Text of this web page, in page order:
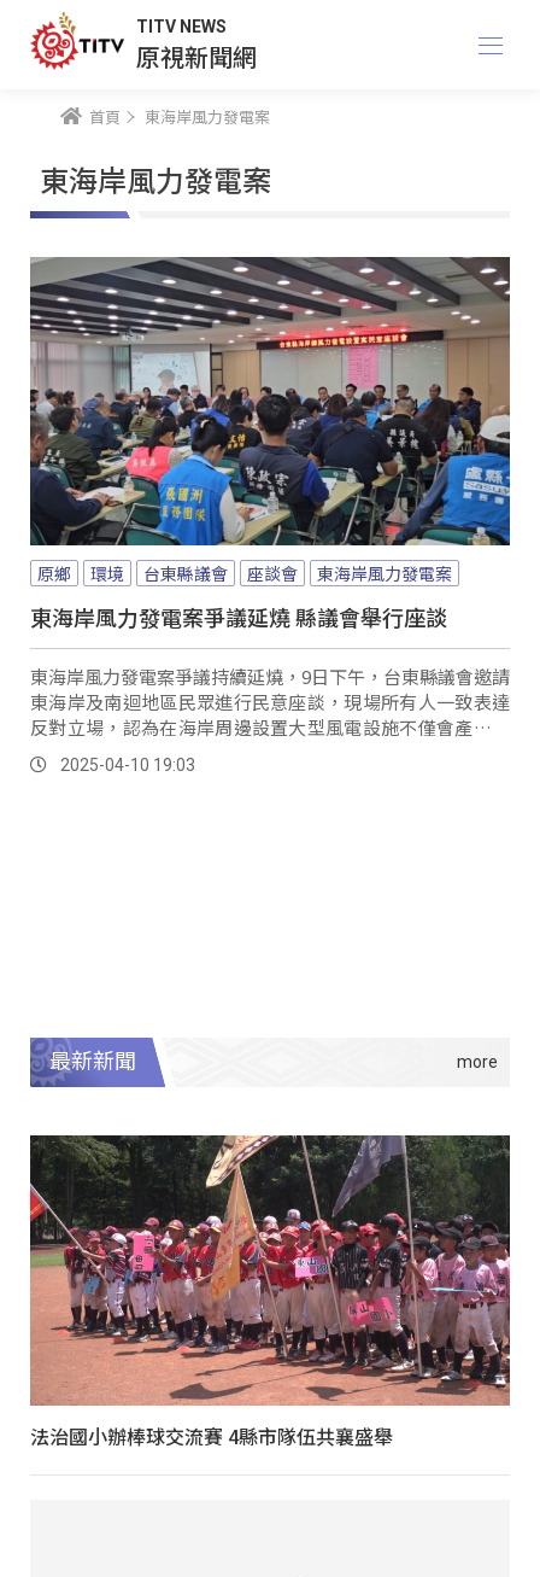
TITV NEWS
原視新聞網
首頁 東海岸風力發電案
東海岸風力發電案
原鄉 環境 台東縣議會 座談會 東海岸風力發電案
東海岸風力發電案爭議延燒 縣議會舉行座談
東海岸風力發電案爭議持續延燒，9日下午，台東縣議會邀請
東海岸及南迴地區民眾進行民意座談，現場所有人一致表達
反對立場，認為在海岸周邊設置大型風電設施不僅會產生低
頻噪音，還會破壞地景、文化，更擔心風機長期運作下來，
恐對居民健康產生影響。
2025-04-10 19:03
最新新聞
法治國小辦棒球交流賽 4縣市隊伍共襄盛舉